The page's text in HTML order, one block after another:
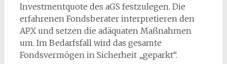
Investmentquote des aGS festzulegen. Die
erfahrenen Fondsberater interpretieren den
APX und setzen die adäquaten Maßnahmen
um. Im Bedarfsfall wird das gesamte
Fondsvermögen in Sicherheit „geparkt“.